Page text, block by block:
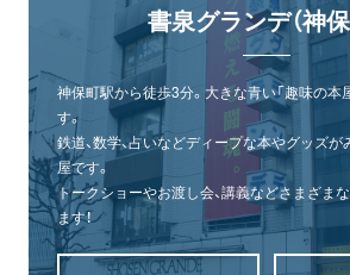
書泉グランデ（神保
神保町駅から徒歩3分。大きな青い「趣味の本
す。
鉄道、数学、占いなどディープな本やグッズ
屋です。
トークショーやお渡し会、講義などさまざま
ます！